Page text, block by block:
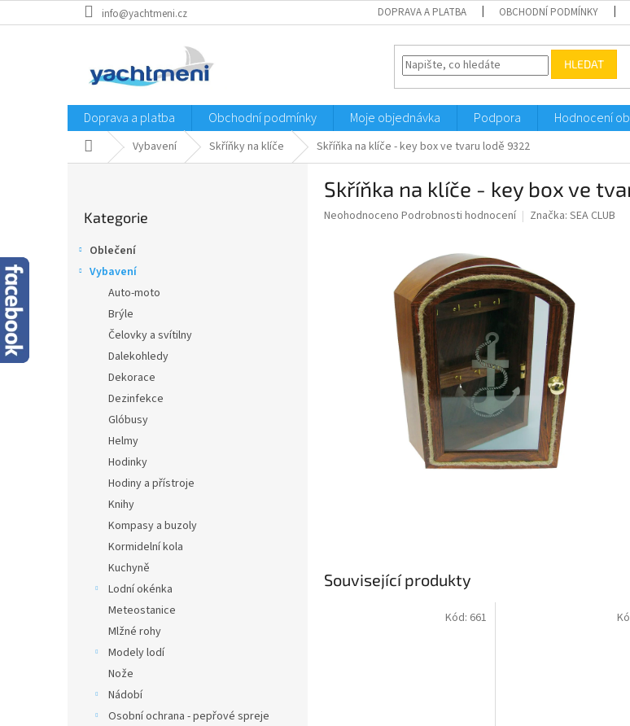
na
info@yachtmeni.cz DOPRAVA A PLATBA OBCHODNÍ PODMÍNKY
HLEDAT
Doprava a platba Obchodní podmínky Moje objednávka Podpora Hodnocení
Domů Vybavení Skříňky na klíče Skříňka na klíče - key box ve tvaru lodě 9322
kategorie
Kategorie
Oblečení
Vybavení
Auto-moto
Brýle
Čelovky a svítilny
Dalekohledy
Dekorace
Dezinfekce
Glóbusy
Helmy
Hodinky
Hodiny a přístroje
Knihy
Kompasy a buzoly
Kormidelní kola
Kuchyně
Lodní okénka
Meteostanice
Mlžné rohy
Modely lodí
Nože
Nádobí
Osobní ochrana - pepřové spreje
Skříňka na klíče - key box ve
Průměrné
Neohodnoceno Podrobnosti hodnocení Značka: SEA CLUB
Související produkty
Kód: 661